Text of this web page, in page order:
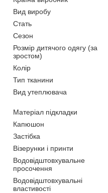
Вид виробу
Стать
Сезон
Розмір дитячого одягу (за
зростом)
Колір
Тип тканини
Вид утеплювача
Матеріал підкладки
Капюшон
Застібка
Візерунки і принти
Водовідштовхувальне
просочення
Водовідштовхувальні
властивості